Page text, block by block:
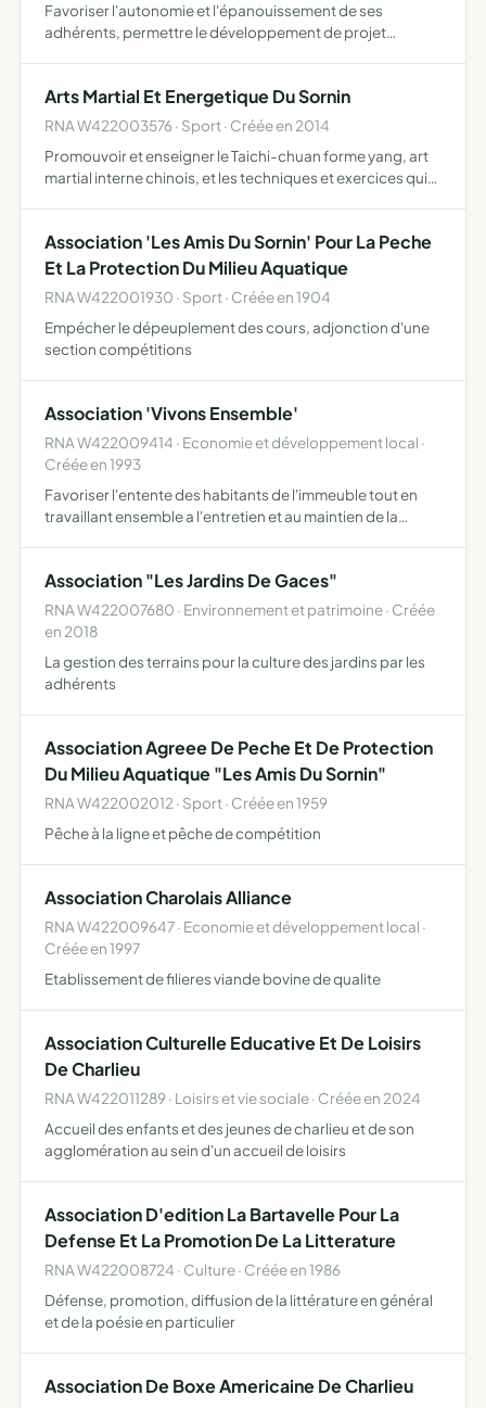
Favoriser l'autonomie et l'épanouissement de ses
adhérents, permettre le développement de projet
Contribuer …
Arts Martial Et Energetique Du Sornin
RNA W422003576 · Sport · Créée en 2014
Promouvoir et enseigner le Taichi-chuan forme yang, art
martial interne chinois, et les techniques et exercices qui
Association 'Les Amis Du Sornin' Pour La Peche
Et La Protection Du Milieu Aquatique
RNA W422001930 · Sport · Créée en 1904
Empécher le dépeuplement des cours, adjonction d'une
section compétitions
Association 'Vivons Ensemble'
RNA W422009414 · Economie et développement local ·
Créée en 1993
Favoriser l'entente des habitants de l'immeuble tout en
travaillant ensemble a l'entretien et au maintien de la
Association "Les Jardins De Gaces"
RNA W422007680 · Environnement et patrimoine · Créée
en 2018
La gestion des terrains pour la culture des jardins par les
adhérents
Association Agreee De Peche Et De Protection
Du Milieu Aquatique "Les Amis Du Sornin"
RNA W422002012 · Sport · Créée en 1959
Pêche à la ligne et pêche de compétition
Association Charolais Alliance
RNA W422009647 · Economie et développement local ·
Créée en 1997
Etablissement de filieres viande bovine de qualite
Association Culturelle Educative Et De Loisirs
De Charlieu
RNA W422011289 · Loisirs et vie sociale · Créée en 2024
Accueil des enfants et des jeunes de charlieu et de son
agglomération au sein d'un accueil de loisirs
Association D'edition La Bartavelle Pour La
Defense Et La Promotion De La Litterature
RNA W422008724 · Culture · Créée en 1986
Défense, promotion, diffusion de la littérature en général
et de la poésie en particulier
Association De Boxe Americaine De Charlieu